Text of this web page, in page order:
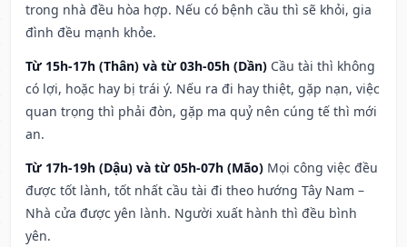
trong nhà đều hòa hợp. Nếu có bệnh cầu thì sẽ khỏi, gia
đình đều mạnh khỏe.
Từ 15h-17h (Thân) và từ 03h-05h (Dần) Cầu tài thì không
có lợi, hoặc hay bị trái ý. Nếu ra đi hay thiệt, gặp nạn, việc
quan trọng thì phải đòn, gặp ma quỷ nên cúng tế thì mới
an.
Từ 17h-19h (Dậu) và từ 05h-07h (Mão) Mọi công việc đều
được tốt lành, tốt nhất cầu tài đi theo hướng Tây Nam –
Nhà cửa được yên lành. Người xuất hành thì đều bình
yên.